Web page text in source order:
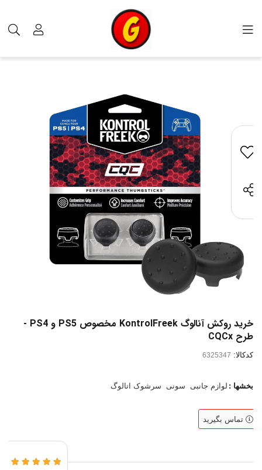
سرشوک انالوگ
خرید روکش آنالوگ KontrolFreek مخصوص PS5 و PS4 -
طرح CQCx
کدکالا:
بخشها : لوازم جانبی سونی سرشوک انالوگ
تماس بگیرید